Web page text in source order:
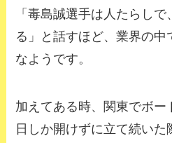
「毒島誠選手は人たらし
る」と話すほど、業界の中
なようです。
加えてある時、関東でボー
日しか開けずに立て続い